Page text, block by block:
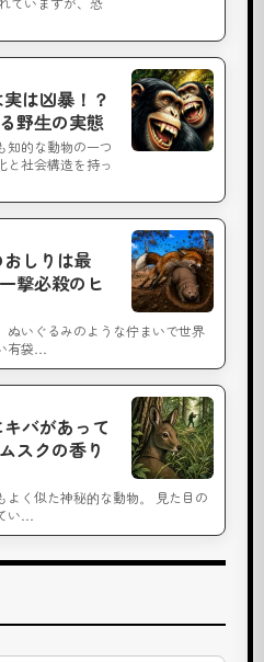
は凶暴！？
野生の実態
知的な動物の一つ
と社会構造を持っ
しりは最
撃必殺のヒ
ぬいぐるみのような佇まいで世界
有袋…
バがあって
スクの香り
よく似た神秘的な動物。 見た目の
い…